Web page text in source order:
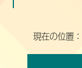
現在の位置：